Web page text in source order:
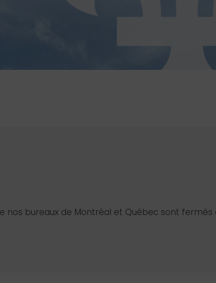
nos bureaux de Montréal et Québec sont fermés